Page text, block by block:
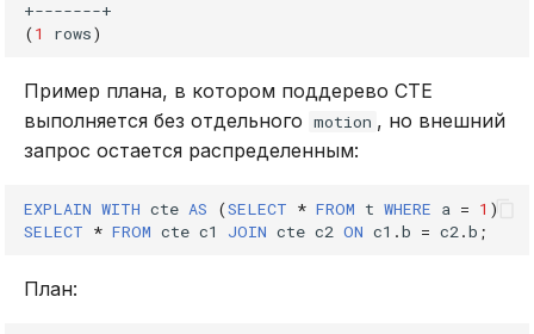
(1 rows)
Пример плана, в котором поддерево CTE
выполняется без отдельного motion , но внешний
запрос остается распределенным:
EXPLAIN WITH cte AS (SELECT * FROM t WHERE a = 1 )
SELECT * FROM cte c1 JOIN cte c2 ON c1 .b = c2 .b ;
План: